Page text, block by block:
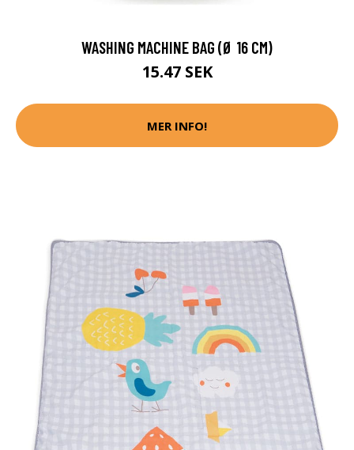
WASHING MACHINE BAG (Ø 16 CM)
15.47 SEK
MER INFO!